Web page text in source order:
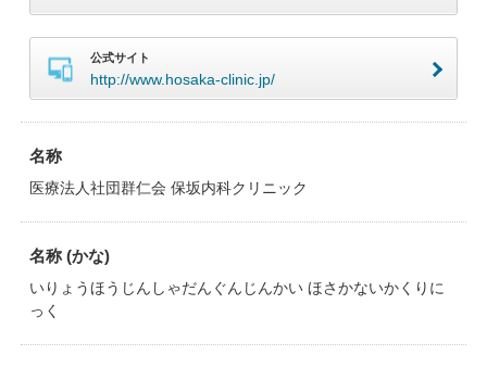
公式サイト
http://www.hosaka-clinic.jp/
名称
医療法人社団群仁会 保坂内科クリニック
名称 (かな)
いりょうほうじんしゃだんぐんじんかい ほさかないかくりに
っく